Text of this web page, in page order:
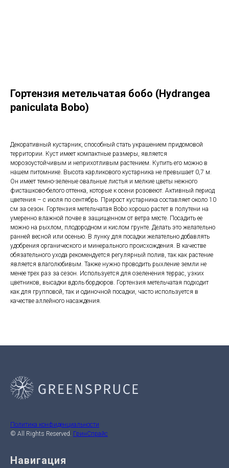
Гортензия метельчатая бобо (Hydrangea
paniculata Bobo)
Декоративный кустарник, способный стать украшением придомовой
территории. Куст имеет компактные размеры, является
морозоустойчивым и неприхотливым растением. Купить его можно в
нашем питомнике. Высота карликового кустарника не превышает 0,7 м.
Он имеет темно-зеленые овальные листья и мелкие цветы нежного
фисташково-белого оттенка, которые к осени розовеют. Активный период
цветения – с июля по сентябрь. Прирост кустарника составляет около 10
см за сезон. Гортензия метельчатая Bobo хорошо растет в полутени на
умеренно влажной почве в защищенном от ветра месте. Посадить ее
можно на рыхлом, плодородном и кислом грунте. Делать это желательно
ранней весной или осенью. В лунку для посадки желательно добавлять
удобрения органического и минерального происхождения. В качестве
обязательного ухода рекомендуется регулярный полив, так как растение
является влаголюбивым. Также нужно проводить рыхление земли не
менее трех раз за сезон. Используется для озеленения террас, узких
цветников, высадки вдоль бордюров. Гортензия метельчатая подходит
как для групповой, так и одиночной посадки, часто используется в
качестве аллейного насаждения.
Политика конфиденциальности
© All Rights Reserved. ГринСпрайс
Навигация